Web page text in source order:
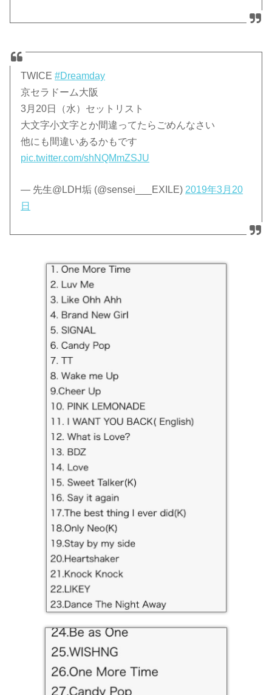
TWICE#Dreamday
京セラドーム大阪
3月20日（水）セットリスト
大文字小文字とか間違ってたらごめんなさい
他にも間違いあるかもです
pic.twitter.com/shNQMmZSJU
— 先生@LDH垢 (@sensei___EXILE) 2019年3月20
日